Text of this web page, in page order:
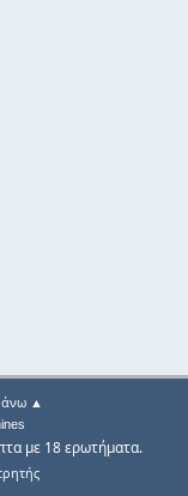
▲
με 18 ερωτήματα.